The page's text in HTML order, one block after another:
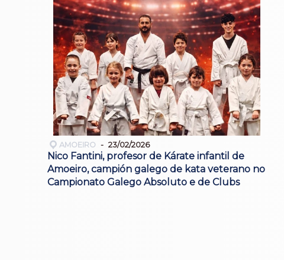
AMOEIRO 23/02/2026
Nico Fantini, profesor de Kárate infantil de
Amoeiro, campión galego de kata veterano no
Campionato Galego Absoluto e de Clubs